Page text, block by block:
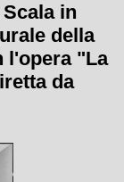
in
della
l'opera "La
da